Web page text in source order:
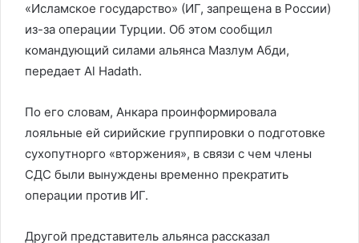
«Исламское государство» (ИГ, запрещена в России)
из-за операции Турции. Об этом сообщил
командующий силами альянса Мазлум Абди,
передает Al Hadath.
По его словам, Анкара проинформировала
лояльные ей сирийские группировки о подготовке
сухопутнорго «вторжения», в связи с чем члены
СДС были вынуждены временно прекратить
операции против ИГ.
Другой представитель альянса рассказал